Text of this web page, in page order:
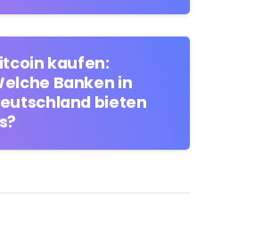
kaufen:
Banken in
bieten